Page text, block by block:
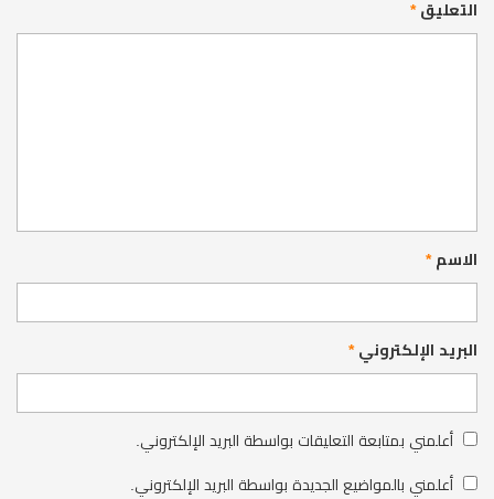
التعليق*
الاسم*
البريد الإلكتروني*
أعلمني بمتابعة التعليقات بواسطة البريد الإلكتروني.
أعلمني بالمواضيع الجديدة بواسطة البريد الإلكتروني.